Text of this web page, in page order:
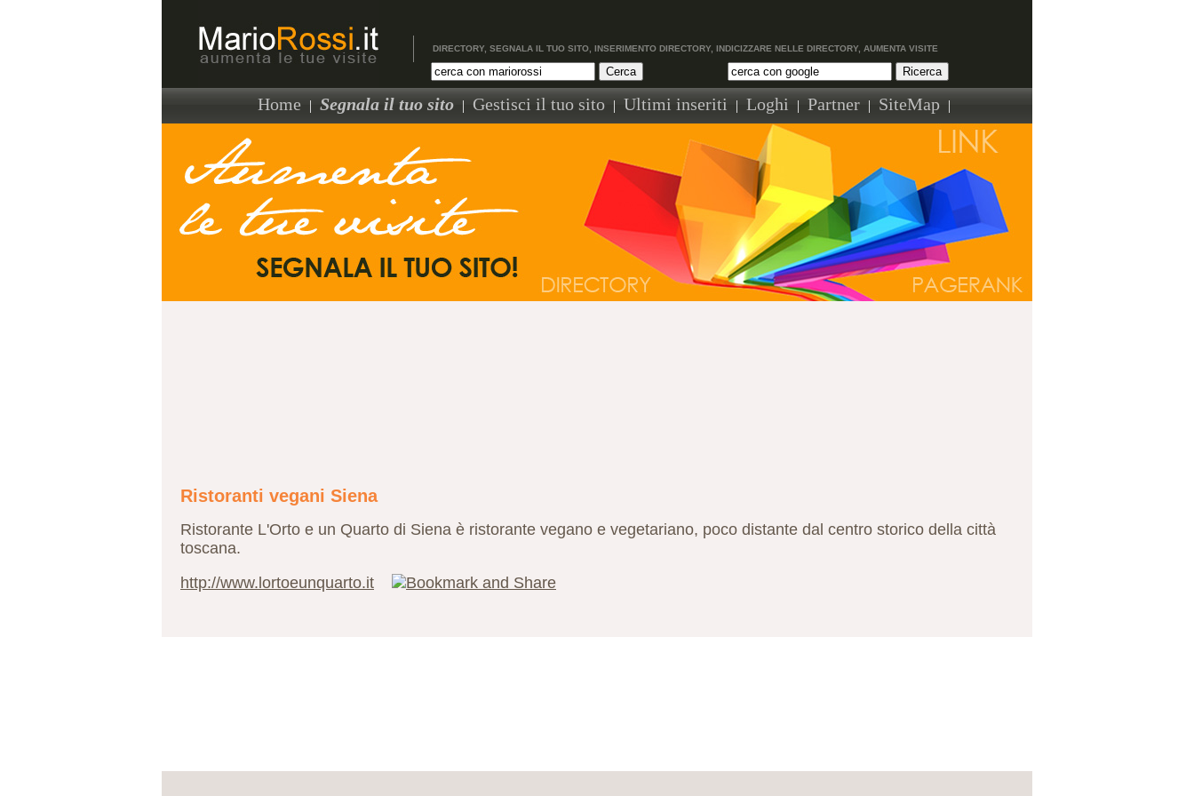
DIRECTORY, SEGNALA IL TUO SITO, INSERIMENTO DIRECTORY, INDICIZZARE NELLE DIRECTORY, AUMENTA VISITE
Home | Segnala il tuo sito | Gestisci il tuo sito | Ultimi inseriti | Loghi | Partner | SiteMap |
Ristoranti vegani Siena
Ristorante L'Orto e un Quarto di Siena è ristorante vegano e vegetariano, poco distante dal centro storico della città
toscana.
http://www.lortoeunquarto.it